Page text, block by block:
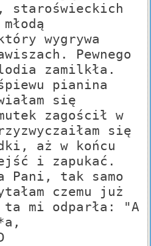
staroświeckich
wygrywa
Pewnego
zamilkła.
pianina
się
zagościł w
się
aż w końcu
i zapukać.
Pani, tak samo
czemu już
mi odparła: "A